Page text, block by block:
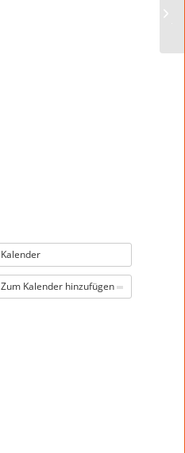
Kalender
Zum Kalender hinzufügen